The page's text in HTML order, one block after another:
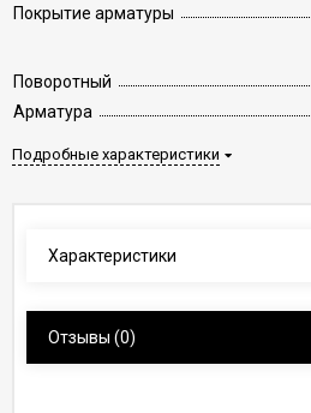
Покрытие арматуры
Поворотный
Арматура
Подробные характеристики
Характеристики
Отзывы (0)